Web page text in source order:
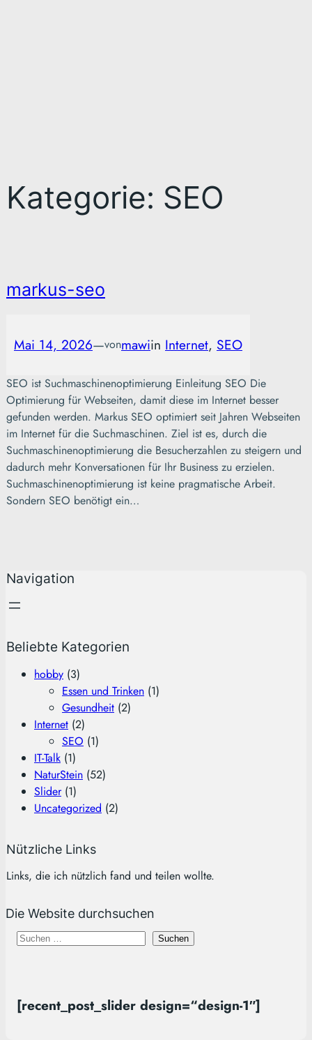
Kategorie: SEO
markus-seo
Mai 14, 2026—vonmawiin Internet, SEO
SEO ist Suchmaschinenoptimierung Einleitung SEO Die
Optimierung für Webseiten, damit diese im Internet besser
gefunden werden. Markus SEO optimiert seit Jahren Webseiten
im Internet für die Suchmaschinen. Ziel ist es, durch die
Suchmaschinenoptimierung die Besucherzahlen zu steigern und
dadurch mehr Konversationen für Ihr Business zu erzielen.
Suchmaschinenoptimierung ist keine pragmatische Arbeit.
Sondern SEO benötigt ein…
Navigation
Beliebte Kategorien
hobby (3)
Essen und Trinken (1)
Gesundheit (2)
Internet (2)
SEO (1)
IT-Talk (1)
NaturStein (52)
Slider(1)
Uncategorized (2)
Nützliche Links
Links, die ich nützlich fand und teilen wollte.
Die Website durchsuchen
S
h
Suchen
[recent_post_slider design=“design-1″]